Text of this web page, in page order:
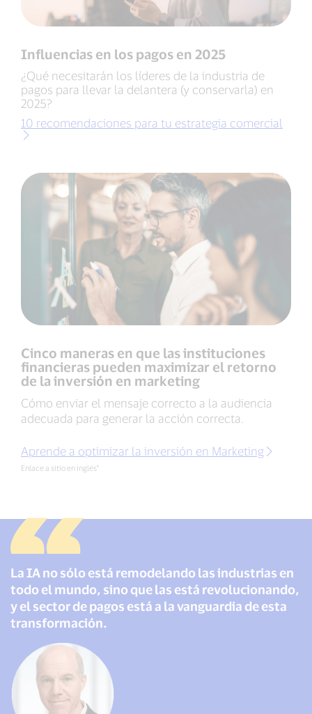
Influencias en los pagos en 2025
¿Qué necesitarán los líderes de la industria de
pagos para llevar la delantera (y conservarla) en
2025?
10 recomendaciones para tu estrategia comercial
Cinco maneras en que las instituciones
financieras pueden maximizar el retorno
de la inversión en marketing
Cómo enviar el mensaje correcto a la audiencia
adecuada para generar la acción correcta.
Aprende a optimizar la inversión en Marketing
Enlace a sitio en inglés*
La IA no sólo está remodelando las industrias en
todo el mundo, sino que las está revolucionando,
y el sector de pagos está a la vanguardia de esta
transformación.